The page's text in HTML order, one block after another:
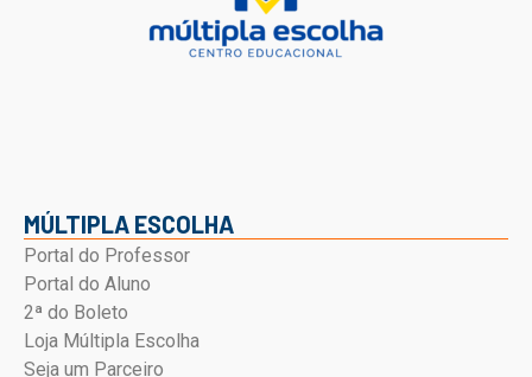
MÚLTIPLA ESCOLHA
Portal do Professor
Portal do Aluno
2ª do Boleto
Loja Múltipla Escolha
Seja um Parceiro